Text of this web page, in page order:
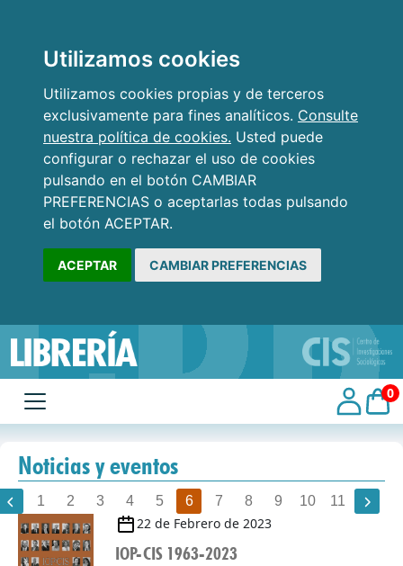
Utilizamos cookies
Utilizamos cookies propias y de terceros
exclusivamente para fines analíticos. Consulte
nuestra política de cookies. Usted puede
configurar o rechazar el uso de cookies
pulsando en el botón CAMBIAR
PREFERENCIAS o aceptarlas todas pulsando
el botón ACEPTAR.
ACEPTAR CAMBIAR PREFERENCIAS
0
Noticias y eventos
1 2 3 4 5 6 7 8 9 10 11
22 de Febrero de 2023
IOP-CIS 1963-2023